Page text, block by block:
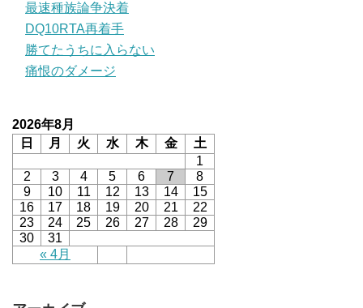
最速種族論争決着
DQ10RTA再着手
勝てたうちに入らない
痛恨のダメージ
2026年8月
日
月 火 水 木 金 土
« 4月
1
2
3 4 5 6 7
8
9
10 11 12 13 14
15
16
17 18 19 20 21
22
23
24 25 26 27 28
29
30
31